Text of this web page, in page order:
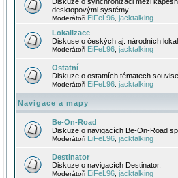
desktopovými systémy.
Moderátoři EiFeL96 jacktalking
Lokalizace
Diskuse o českých aj. národních
Moderátoři EiFeL96 jacktalking
Ostatní
Diskuze o ostatních tématech
Moderátoři EiFeL96 jacktalking
Navigace a mapy
Be-On-Road
Diskuze o navigacích Be-On-Road
Moderátoři EiFeL96 jacktalking
Destinator
Diskuze o navigacích Destinator.
Moderátoři EiFeL96 jacktalking